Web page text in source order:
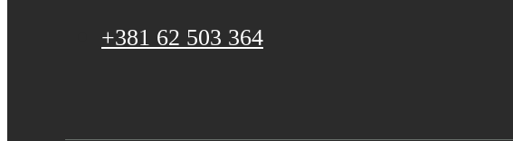
+381 62 503 364